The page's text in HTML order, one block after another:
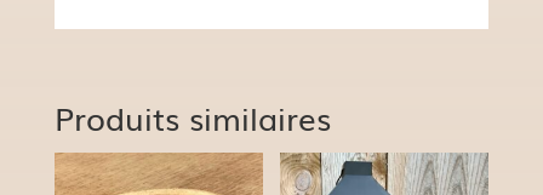
Produits similaires